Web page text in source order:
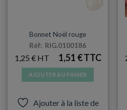
Bonnet Noël rouge
Réf: RIG.0100186
1,25 € 1,51 €
AJOUTER AU PANIER
Ajouter à la liste de